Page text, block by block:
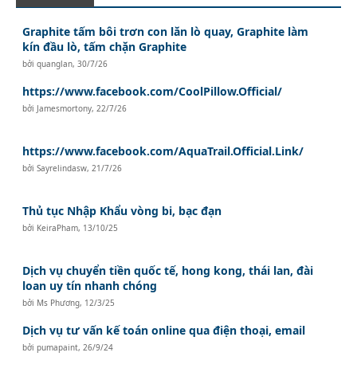
Graphite tấm bôi trơn con lăn lò quay, Graphite làm
kín đầu lò, tấm chặn Graphite
bởiquanglan,30/7/26
https://www.facebook.com/CoolPillow.Official/
bởi Jamesmortony, 22/7/26
https://www.facebook.com/AquaTrail.Official.Link/
bởiSayrelindasw, 21/7/26
Thủ tục Nhập Khẩu vòng bi, bạc đạn
bởi KeiraPham, 13/10/25
Dịch vụ chuyển tiền quốc tế, hong kong, thái lan, đài
loan uy tín nhanh chóng
bởi Ms Phương, 12/3/25
Dịch vụ tư vấn kế toán online qua điện thoại, email
bởipumapaint, 26/9/24